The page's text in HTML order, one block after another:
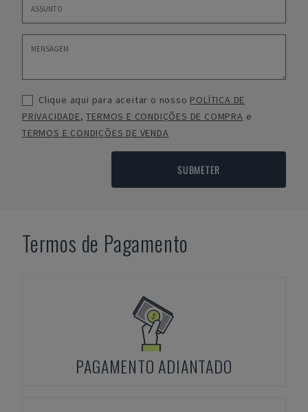
Clique aqui para aceitar o nosso POLÍTICA DE
PRIVACIDADE,TERMOS E CONDIÇÕES DE COMPRA e
TERMOS E CONDIÇÕES DE VENDA
SUBMETER
Termos de Pagamento
PAGAMENTO ADIANTADO